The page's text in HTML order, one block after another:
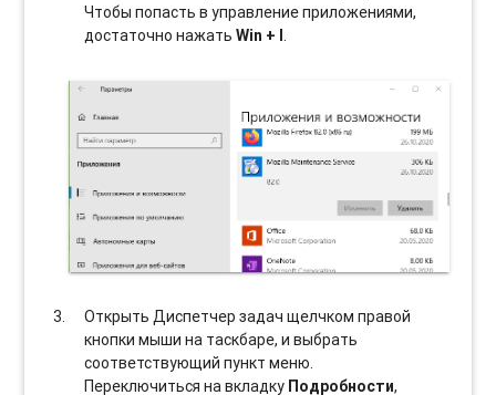
Чтобы попасть в управление приложениями,
достаточно нажатьWin + I
Открыть Диспетчер задач щелчком правой
кнопки мыши на таскбаре, и выбрать
соотвeтствующий пункт меню.
Переключиться на вкладку Подробности,